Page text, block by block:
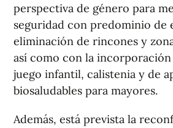
perspectiva de género para
seguridad con predominio de
eliminación de rincones y
así como con la incorporación
juego infantil, calistenia y de
biosaludables para mayores.
Además, está prevista la